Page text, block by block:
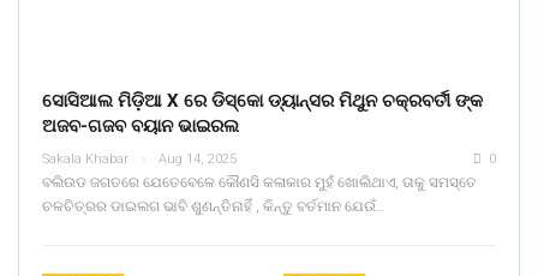
ସୋସିଆଲ ମିଡ଼ିଆ X ରେ ଡିସ୍କୋ ଡ୍ୟାନ୍ସର ମିଥୁନ ଚକ୍ରବର୍ତୀ ଙ୍କ
ଅଜବ-ଗଜବ ବୟାନ ଭାଇରଲ
Sakala Khabar Aug 14, 2025 0
ବଲିଉଡ ଜଗତରେ ଯେତେବେଳେ କୌଣସି କଳାକାର ମୁହଁ ଖୋଲିଥାଏ, ତାକୁ ସମସ୍ତେ
ଚଳଚିତ୍ରର ଡାଇଲଗ ଭାବି ଶୁଣନ୍ତିନାହିଁ , କିନ୍ତୁ ବର୍ତମାନ ଯେଉଁ…